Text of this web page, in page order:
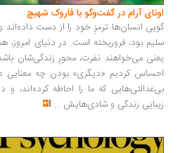
اونای آرام در گفت‌وگو با فاروک شهیچ‭
گویی انسان‌ها ترمزِ خود را از دست
سلیم بود، فروریخته است. در دنیای
یعنی می‌خواهند نفرت، محورِ زندگی‌شان
احساس کردیم «دیگری» بودن چه معنایی
بی‌عدالتی‌هایی که ما را احاطه کرده‌اند،
زیبایی زندگی و شادی‌هایش ...